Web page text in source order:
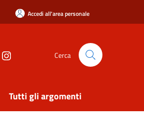
Accedi all'area personale
Cerca
Tutti gli argomenti